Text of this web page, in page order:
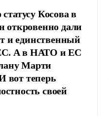
Косова в
откровенно дали
и единственный
А в НАТО и ЕС
Марти
вот теперь
своей